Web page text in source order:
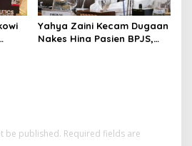
Yahya Zaini Kecam Dugaan
Nakes Hina Pasien BPJS,
be published. Required fields are